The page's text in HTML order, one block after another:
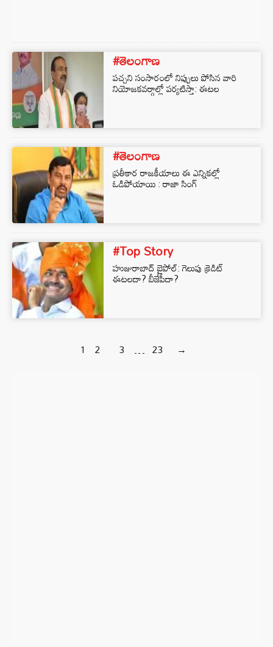
#తెలంగాణ
పచ్చని సంసారంలో నిప్పులు పోసిన వారి
నియోజకవర్గాల్లో పర్యటిస్తా: ఈటల
#తెలంగాణ
ప్రతీకార రాజకీయాలు ఈ ఎన్నికల్లో
ఓడిపోయాయి : రాజా సింగ్
#Top Story
హుజురాబాద్ బైపోల్: గెలుపు క్రెడిట్
ఈటలదా? బీజేపీదా?
1 2 3 … 23 →